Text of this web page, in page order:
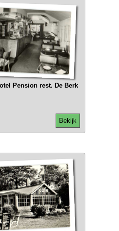
Pension rest. De Berk
Bekijk